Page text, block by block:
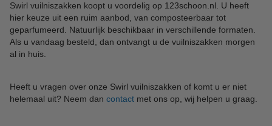
Swirl vuilniszakken koopt u voordelig op 123schoon.nl. U heeft
hier keuze uit een ruim aanbod, van composteerbaar tot
geparfumeerd. Natuurlijk beschikbaar in verschillende formaten.
Als u vandaag besteld, dan ontvangt u de vuilniszakken morgen
al in huis.
Heeft u vragen over onze Swirl vuilniszakken of komt u er niet
helemaal uit? Neem dan contact met ons op, wij helpen u graag.